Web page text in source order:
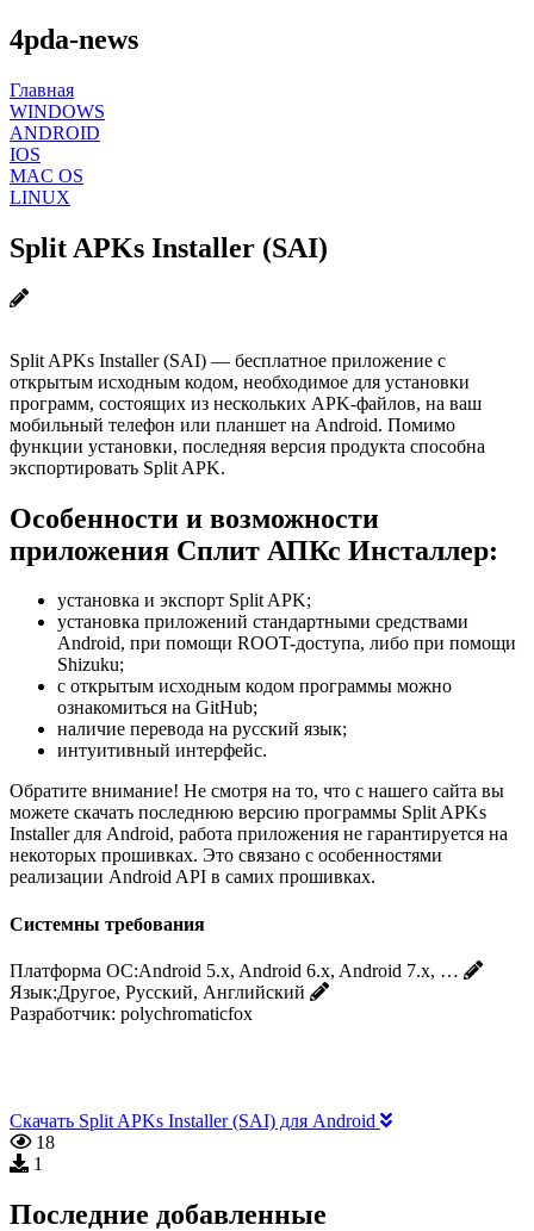
4pda-news
Главная
WINDOWS
ANDROID
IOS
MAC OS
LINUX
Split APKs Installer (SAI)
Split APKs Installer (SAI) — бесплатное приложение с
открытым исходным кодом, необходимое для установки
программ, состоящих из нескольких APK-файлов, на ваш
мобильный телефон или планшет на Android. Помимо
функции установки, последняя версия продукта способна
экспортировать Split APK.
Особенности и возможности
приложения Сплит АПКс Инсталлер:
установка и экспорт Split APK;
установка приложений стандартными средствами
Android, при помощи ROOT-доступа, либо при помощи
Shizuku;
с открытым исходным кодом программы можно
ознакомиться на GitHub;
наличие перевода на русский язык;
интуитивный интерфейс.
Обратите внимание! Не смотря на то, что с нашего сайта вы
можете скачать последнюю версию программы Split APKs
Installer для Android, работа приложения не гарантируется на
некоторых прошивках. Это связано с особенностями
реализации Android API в самих прошивках.
Системны требования
Платформа ОС:Android 5.x, Android 6.x, Android 7.x, …
Язык:Другое, Русский, Английский
Разработчик: polychromaticfox
Скачать Split APKs Installer (SAI) для Android
18
1
Последние добавленные